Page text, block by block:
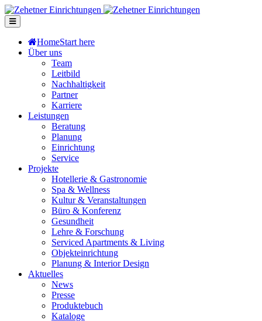
HomeStart here
Über uns
Team
Leitbild
Nachhaltigkeit
Partner
Karriere
Leistungen
Beratung
Planung
Einrichtung
Service
Projekte
Hotellerie & Gastronomie
Spa & Wellness
Kultur & Veranstaltungen
Büro & Konferenz
Gesundheit
Lehre & Forschung
Serviced Apartments & Living
Objekteinrichtung
Planung & Interior Design
Aktuelles
News
Presse
Produktebuch
Kataloge